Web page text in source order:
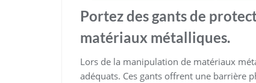
Portez des gants de
matériaux métalliques.
Lors de la manipulation de matériaux
adéquats. Ces gants offrent une barrière